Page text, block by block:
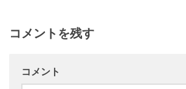
コメントを残す
コメント